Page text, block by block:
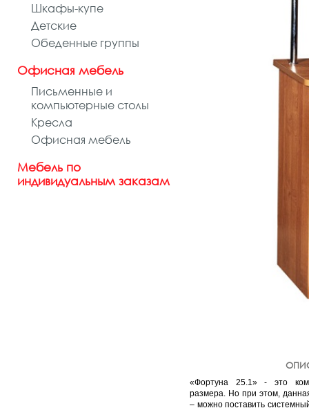
«Фортуна 25.1» - это
размера. Но при этом,
– можно поставить
Шкафы-купе
Детские
Обеденные группы
Офисная мебель
Письменные и
компьютерные столы
Кресла
Офисная мебель
Мебель по
индивидуальным заказам